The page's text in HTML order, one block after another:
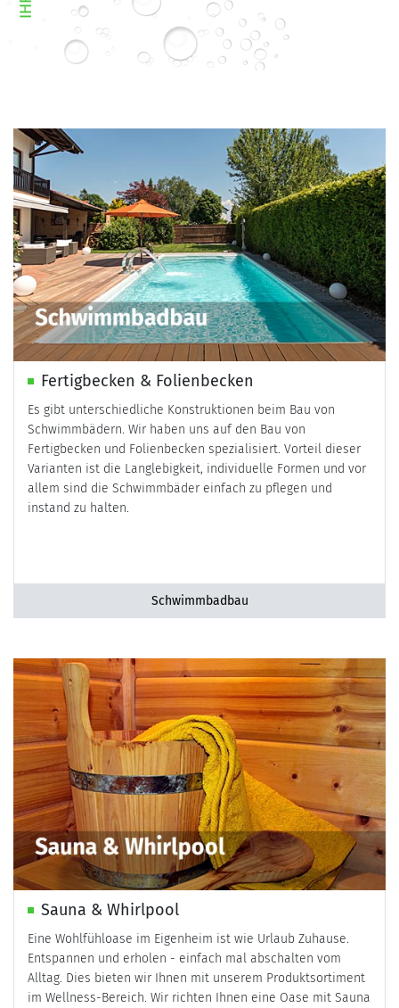
Fertigbecken & Folienbecken
Es gibt unterschiedliche Konstruktionen beim Bau von
Schwimmbädern. Wir haben uns auf den Bau von
Fertigbecken und Folienbecken spezialisiert. Vorteil dieser
Varianten ist die Langlebigkeit, individuelle Formen und vor
allem sind die Schwimmbäder einfach zu pflegen und
instand zu halten.
Schwimmbadbau
Sauna & Whirlpool
Eine Wohlfühloase im Eigenheim ist wie Urlaub Zuhause.
Entspannen und erholen - einfach mal abschalten vom
Alltag. Dies bieten wir Ihnen mit unserem Produktsortiment
im Wellness-Bereich. Wir richten Ihnen eine Oase mit Sauna